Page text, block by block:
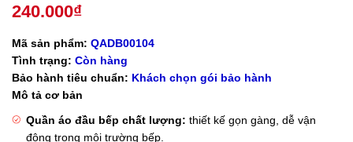
240.000₫
Mã sản phẩm: QADB00104
Tình trạng: Còn hàng
Bảo hành tiêu chuẩn: Khách chọn gói bảo hành
Mô tả cơ bản
Quần áo đầu bếp chất lượng: thiết kế gọn gàng, dễ vận
động trong môi trường bếp.